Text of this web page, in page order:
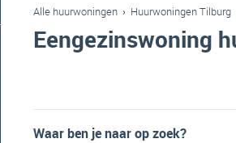
Alle huurwoningen › Huurwoningen Tilburg
Eengezinswoning
Waar ben je naar op zoek?